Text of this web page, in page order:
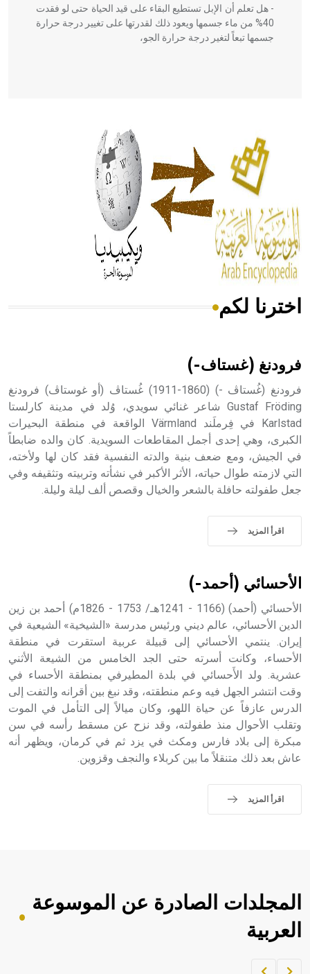
- هل تعلم أن الإبل تستطيع البقاء على قيد الحياة حتى لو فقدت
40% من ماء جسمها ويعود ذلك لقدرتها على تغيير درجة حرارة
جسمها تبعاً لتغير درجة حرارة الجو،
الحكم، الأدلة، تنظيم التغذية، ورسالته في جروح الرأس. ويعود
له الفضل بأنه حرر الطب من الدين والفلسفة.
- هل تعلم أن المرجان إفراز حيواني يتكون في البحر ويتركب
من مادة كربونات الكلسيوم، وهو أحمر أو شديد الحمرة وهو
أجود أنواعه، ويمتاز بكبر الحجم ويسمى الش
هل تعلم أن الأبسيد كلمة فرنسية اللفظ تم اعتمادها مصطلحاً
- هل تعلم أن أبجر Abgar اسم معروف جيداً يعود إلى عدد من
الملوك الذين حكموا مدينة إديسا (الرها) من أبجر الأول وحتى
التاسع، وهم ينتسبون إلى أسرة أوسروين
اخترنا لكم
فرودنغ (غستاف-)
فرودنغ (غُستاڤ -) (1860-1911) غُستاڤ (أو غوستاڤ) فرودنغ
Gustaf Fröding شاعر غنائي سويدي، وُلد في مدينة كارلستا
Karlstad في فِرملَند Värmland الواقعة في منطقة البحيرات
الكبرى، وهي إحدى أجمل المقاطعات السويدية. كان والده ضابطاً
في الجيش، ومع ضعف بنية والدته النفسية فقد كان لها ولأخته،
التي لازمته طوال حياته، الأثر الأكبر في نشأته وتربيته وتثقيفه وفي
جعل طفولته حافلة بالشعر والخيال وقصص ألف ليلة وليلة.
اقرأ المزيد
الأحسائي (أحمد-)
الأحسائي (أحمد) (1166 - 1241هـ/ 1753 - 1826م) أحمد بن زين
الدين الأحسائي، عالم ديني ورئيس مدرسة «الشيخية» الشيعية في
إيران. ينتمي الأحسائي إلى قبيلة عربية استقرت في منطقة
الأحساء، وكانت أسرته حتى الجد الخامس من الشيعة الأثني
عشرية. ولد الأَحسائي في بلدة المطيرفي بمنطقة الأحساء في
وقت انتشر الجهل فيه وعم منطقته، وقد نبغ بين أقرانه والتفت إلى
الدرس عازفاً عن حياة اللهو، وكان ميالاً إلى التأمل في الموت
وتقلب الأحوال منذ طفولته، وقد نزح عن مسقط رأسه في سن
مبكرة إلى بلاد فارس ومكث في يزد ثم في كرمان، ويظهر أنه
عاش بعد ذلك متنقلاً ما بين كربلاء والنجف وقزوين.
اقرأ المزيد
المجلدات الصادرة عن الموسوعة
العربية